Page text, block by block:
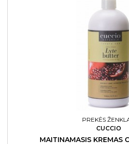
PREKĖS
CUCCIO
MAITINAMASIS KREMAS